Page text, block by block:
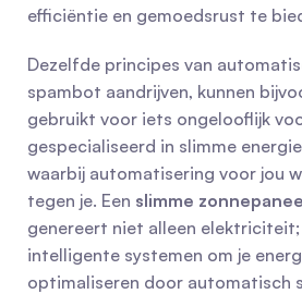
efficiëntie en gemoedsrust te
Dezelfde principes van
spambot aandrijven, kunnen
gebruikt voor iets ongelooflijk
gespecialiseerd in slimme
waarbij automatisering voor jou
tegen je. Een slimme
genereert niet alleen
intelligente systemen om je
optimaliseren door automatisch